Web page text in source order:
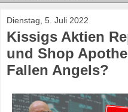
Dienstag, 5. Juli 2022
Kissigs Aktien
und Shop
Fallen Angels?